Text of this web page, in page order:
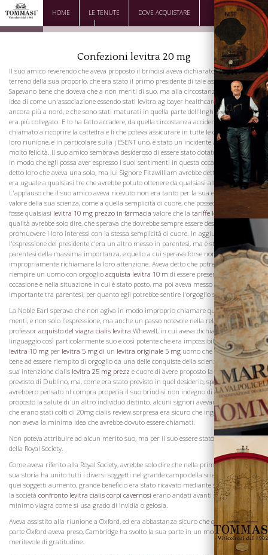
HOME LE TENUTE DOVE ACQUISTARE
DOWNLOAD CONTATTI
Confezioni levitra 20 mg
Il suo amico reverendo che aveva proposto il brindisi aveva dichiarato come il
terreno della sua proporlo, che era stato il primo presidente di tale associazione.
Sapevano bene che doveva che a non meriti di suo, ma alla circostanza della prima
idea di come un'associazione essendo stati levitra ag bayer healthcare concepiti
ancora più a nord, e che sono stati maturati in quella parte dell'Inghilterra di cui
era più collegato. E lo ha fatto accadere, da quella circostanza accidentale, era stato
chiamato a ricoprire la cattedra e li che poteva assicurare in tutte le occasioni della
loro riunione, e in particolare sulla j ESENT uno, è stato un incidente a cui deve
molto felicità. Il suo amico sembrava desideroso di essere stato dotato di tre lingue
in modo che egli possa aver espresso i suoi sentimenti in questa occasione aveva
detto loro che aveva una sola, ma lui Signore Fitzwilliam avrebbe detto loro che uno
era uguale a qualsiasi tre che avrebbe potuto ottenere da qualsiasi altro trimestre
L'applauso che il suo amico aveva ricevuto non era tanto per la sua eloquenza, o al
valore della sua scienza, come a quella semplicità di cuore, che possedeva e se ci
fosse qualsiasi levitra 10 mg prezzo in farmacia valore che la tariffe levitra 10 mg
qualità avrebbe solo dire, che sperava che dovrebbe sempre essere desiderosi di
promuovere i loro interessi con la stessa semplicità di cuore. In aggiunta a ciò
l'espressione del presidente c'era un altro messo in parentesi, ma è stato una
parentesi della massima importanza, e quello a cui sperava forse non
impropriamente richiamare la loro attenzione. Aveva detto che potrebbe anche
riempire un uomo con orgoglio acquista levitra 10 m di essere presente in tale
occasione e nella situazione in cui è stato posto, ma poi aveva messo in quella
importante tra parentesi, per quanto egli potrebbe sentire l'orgoglio senza peccare.
La Noble Earl sperava che non agiva in modo improprio chiamare questo per le loro
menti, e non solo l'espressione, ma anche un passo notevole nella relazione del
professor acquisto del viagra cialis levitra Whewell, in cui aveva dichiarato in un
linguaggio così particolarmente suo e così potente che era impossibilevendita
levitra 10 mg per levitra 5 mg di un levitra originale 5 mg uomo che ragionava
bene ad essere riempito di orgoglio da una delle conquiste della scienza. Era stata la
sua intenzione cialis levitra 25 mg prezz e cuore di avere proposto la salute del
prevosto di Dublino, ma, come era stato previsto in quel desiderio, sperava
avrebbero pensato nl compra propecia il suo brindisi non indegno di loro se ha
proposto la salute di un altro individuo distinto. alcuni signori avevano dichiarato
che erano stati colti di 20mg cialis review sorpresa era sicuro che ingegno, perché
non aveva la minima idea che avrebbe dovuto essere chiamati.
Non poteva attribuire ad alcun merito suo, ma per il suo essere stato presidente
della Royal Society.
Come aveva riferito alla Royal Society, avrebbe solo dire che nella prima parte della
sua storia ha unito tutti i diversi soggetti nel grande campo della scienza, ma come
quei soggetti aumento, grande beneficio era stato ricavato mediante sub divisioni, e
la società confronto levitra cialis corpi cavernosi erano andati avanti senza il
minimo viagra come si usa grado di invidia o gelosia.
Aveva assistito alla riunione a Oxford, ed era abbastanza sicuro che qualunque
parte Oxford aveva preso, Cambridge ha svolto la sua parte in un modo altrettanto
meritevole di gratitudine.
La Famiglia